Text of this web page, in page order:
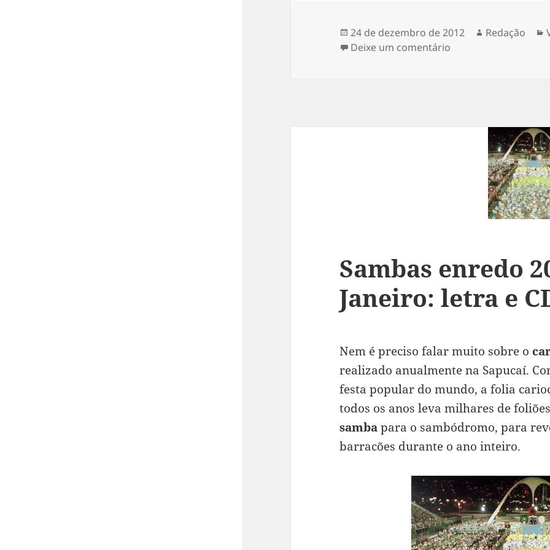
Publicado
em
24 de dezembro de 2012 Autor
Redação
Deixe um comentário
Sambas enredo
Janeiro: letra e
Nem é preciso falar muito sobre o
realizado anualmente na Sapucaí.
festa popular do mundo, a folia
todos os anos leva milhares de
sambapara o sambódromo, para
barracões durante o ano inteiro.